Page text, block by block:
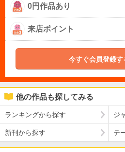
0円作品あり
来店ポイント
今すぐ会員登録す
他の作品も探してみる
ランキングから探す ジ
新刊から探す テ